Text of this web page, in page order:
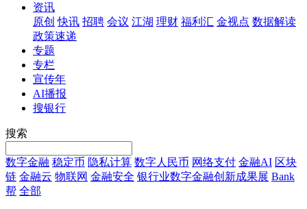
资讯
原创 快讯 招聘 会议 江湖 理财 福利汇 金视点 数据解读
政策速递
专题
专栏
宣传年
AI播报
搜银行
搜索
数字金融 稳定币 隐私计算 数字人民币 网络支付 金融AI 区块
链 金融云 物联网 金融安全 银行业数字金融创新成果展 Bank
帮 全部